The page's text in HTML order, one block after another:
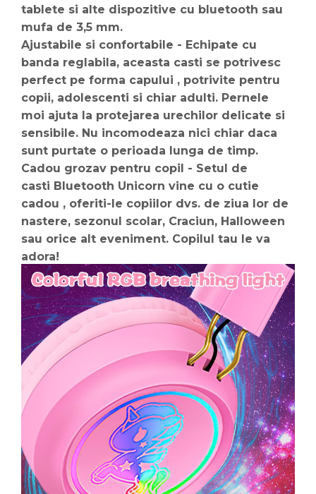
tablete si alte dispozitive cu bluetooth sau
mufa de 3,5 mm.
Ajustabile si confortabile - Echipate cu
banda reglabila, aceasta casti se potrivesc
perfect pe forma capului , potrivite pentru
copii, adolescenti si chiar adulti. Pernele
moi ajuta la protejarea urechilor delicate si
sensibile. Nu incomodeaza nici chiar daca
sunt purtate o perioada lunga de timp.
Cadou grozav pentru copil - Setul de
casti Bluetooth Unicorn vine cu o cutie
cadou , oferiti-le copiilor dvs. de ziua lor de
nastere, sezonul scolar, Craciun, Halloween
sau orice alt eveniment. Copilul tau le va
adora!